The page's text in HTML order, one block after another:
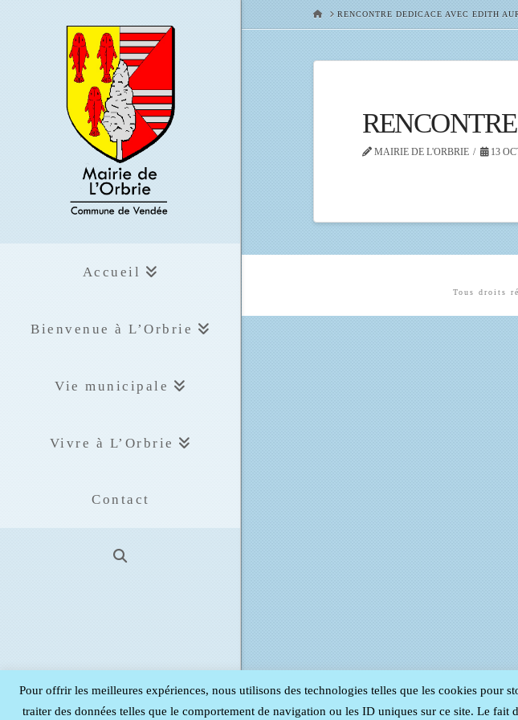
Accueil
Bienvenue à L’Orbrie
Vie municipale
Vivre à L’Orbrie
Contact
HOMERENCONTRE DEDICACE AVEC EDITH
MAIRIE DE L'ORBRIE 13
Tous droits
Pour offrir les meilleures expériences, nous utilisons des technologies telles que les cookies pour
traiter des données telles que le comportement de navigation ou les ID uniques sur ce site. Le